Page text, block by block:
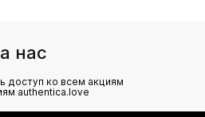
нас
доступ ко всем акциям
authentica.love